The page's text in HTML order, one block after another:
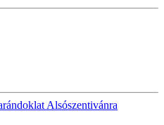
Alsószentivánra